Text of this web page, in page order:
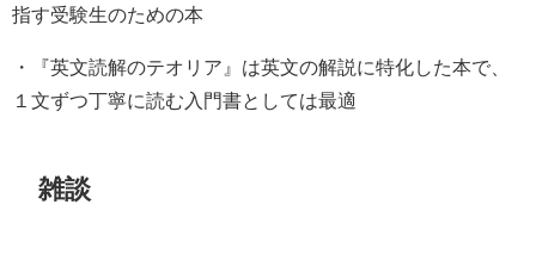
指す受験生のための本
・『英文読解のテオリア』は英文の解説に特化した本で、
１文ずつ丁寧に読む入門書としては最適
雑談